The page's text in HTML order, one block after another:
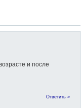
и после
Ответить »